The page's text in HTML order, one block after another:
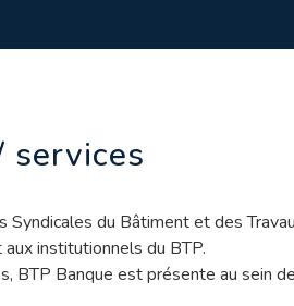
services
Syndicales du Bâtiment et des
institutionnels du BTP.
BTP Banque est présente au